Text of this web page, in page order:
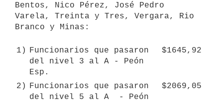
Bentos, Nico Pérez, José Pedro
Varela, Treinta y Tres, Vergara, Rio
Branco y Minas:
1)
Funcionarios que pasaron
del nivel 3 al A - Peón
Esp.
$1645,92
2)
Funcionarios que pasaron
del nivel 5 al A  - Peón
$2069,05